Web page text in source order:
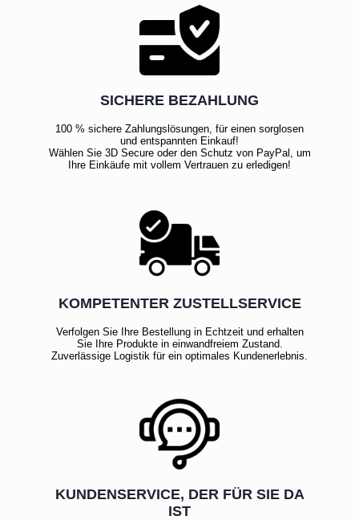
SICHERE BEZAHLUNG
100 % sichere Zahlungslösungen, für einen sorglosen
und entspannten Einkauf!
Wählen Sie 3D Secure oder den Schutz von PayPal, um
Ihre Einkäufe mit vollem Vertrauen zu erledigen!
KOMPETENTER ZUSTELLSERVICE
Verfolgen Sie Ihre Bestellung in Echtzeit und erhalten
Sie Ihre Produkte in einwandfreiem Zustand.
Zuverlässige Logistik für ein optimales Kundenerlebnis.
KUNDENSERVICE, DER FÜR SIE DA
IST